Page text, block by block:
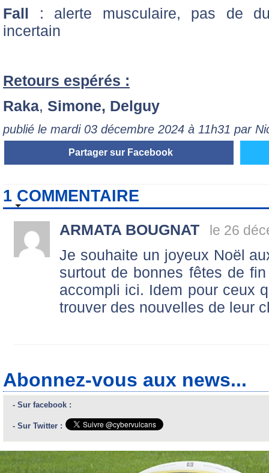
Fall : alerte musculaire, pas de
incertain
Retours espérés :
Raka, Simone, Delguy
publié le mardi 03 décembre 2024 à 11h31 par
Partager sur Facebook
1 COMMENTAIRE
ARMATA BOUGNAT le 26
Je souhaite un joyeux Noël
surtout de bonnes fêtes de
accompli ici. Idem pour ceux
trouver des nouvelles de leur
Abonnez-vous aux news...
- Sur facebook :
- Sur Twitter :